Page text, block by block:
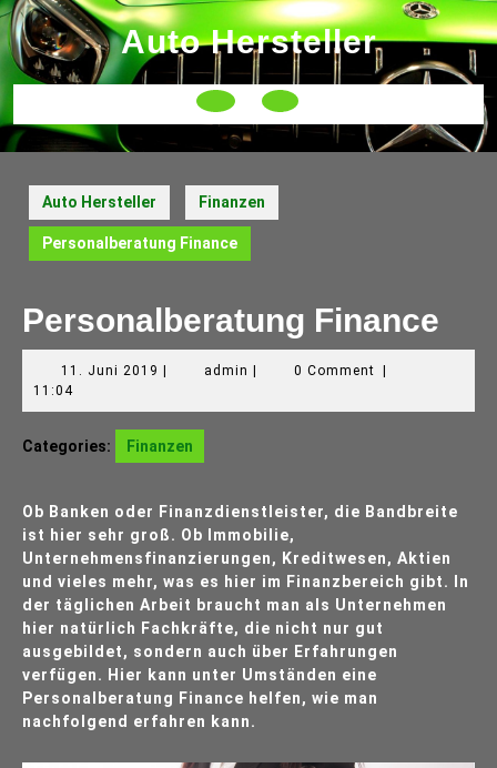
Skip
to
content
Auto Hersteller
Open
Button
Auto Hersteller Finanzen
Personalberatung Finance
Personalberatung Finance
11. Juni 2019 11.
2019
admin admin 0 Comment
11:04
Categories: Finanzen
Ob Banken oder Finanzdienstleister, die Bandbreite
ist hier sehr groß. Ob Immobilie,
Unternehmensfinanzierungen, Kreditwesen, Aktien
und vieles mehr, was es hier im Finanzbereich gibt. In
der täglichen Arbeit braucht man als Unternehmen
hier natürlich Fachkräfte, die nicht nur gut
ausgebildet, sondern auch über Erfahrungen
verfügen. Hier kann unter Umständen eine
Personalberatung Finance helfen, wie man
nachfolgend erfahren kann.